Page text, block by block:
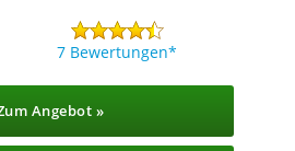
7 Bewertungen
Angebot »